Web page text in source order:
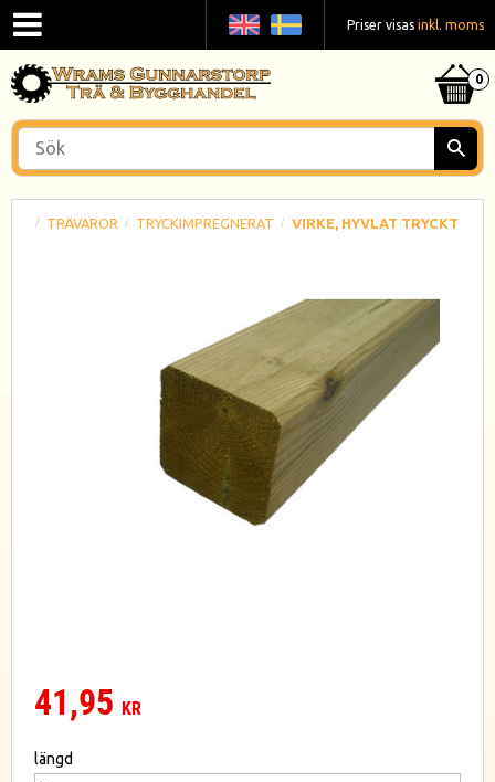
Priser visas inkl. moms
TRÄVAROR TRYCKIMPREGNERAT VIRKE, HYVLAT TRYCKT
41,95 KR
längd